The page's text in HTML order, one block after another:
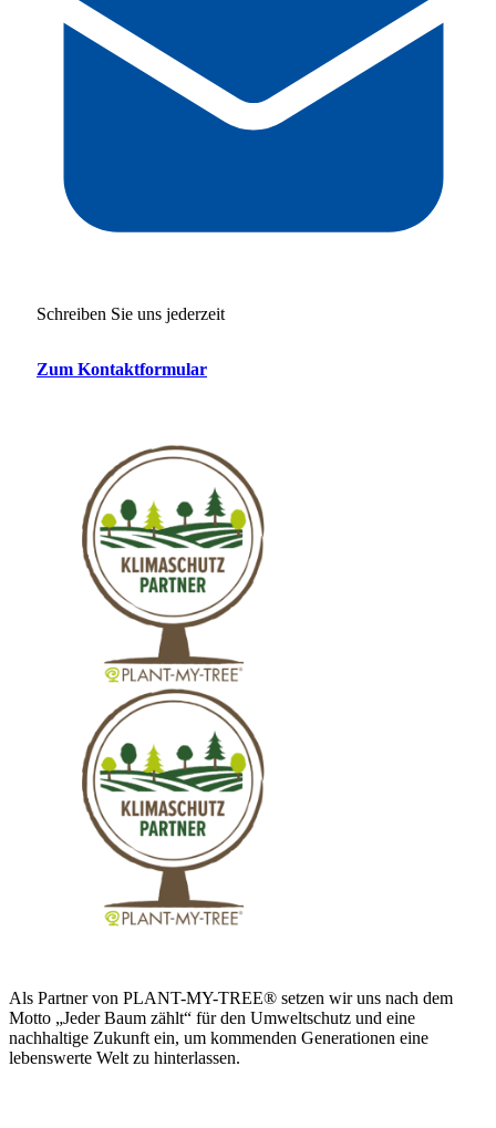
Schreiben Sie uns jederzeit
Zum Kontaktformular
Als Partner von PLANT-MY-TREE® setzen wir uns nach dem
Motto „Jeder Baum zählt“ für den Umweltschutz und eine
nachhaltige Zukunft ein, um kommenden Generationen eine
lebenswerte Welt zu hinterlassen.